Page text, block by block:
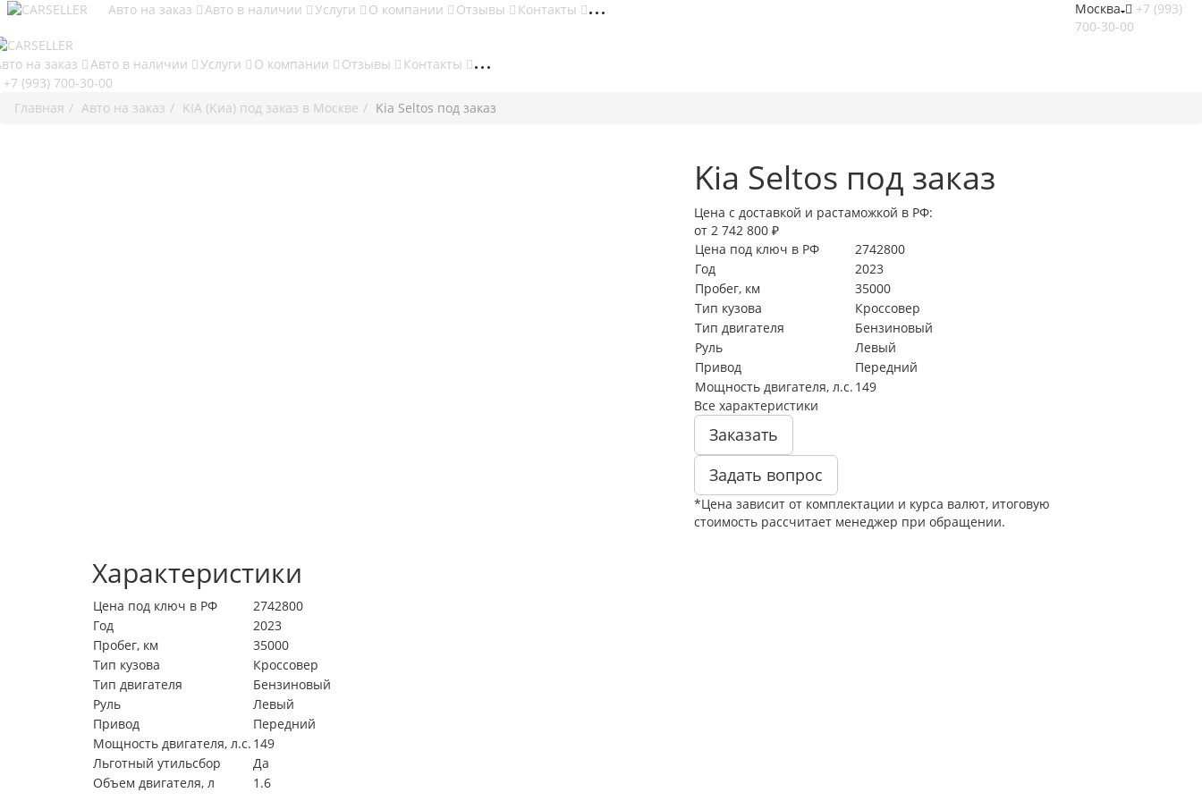
Москва
+7 (993)
700-30-00
Авто на заказ Авто в наличии Услуги О компании Отзывы Контакты
на заказ Авто в наличии Услуги О компании Отзывы
Контакты
+7 (993) 700-30-00
Главная
Авто на заказ KIA (Киа) под заказ в Москве Kia Seltos под заказ
Kia Seltos под заказ
Цена с доставкой и растаможкой в РФ:
от 2 742 800 ₽
Цена под ключ в РФ
2742800
Год
2023
Пробег, км
35000
Тип кузова
Кроссовер
Тип двигателя
Бензиновый
Руль
Левый
Привод
Передний
Мощность двигателя, л.с. 149
Все характеристики
Заказать
Задать вопрос
*Цена зависит от комплектации и курса валют, итоговую
стоимость рассчитает менеджер при обращении.
Характеристики
Цена под ключ в РФ
2742800
Год
2023
Пробег, км
35000
Тип кузова
Кроссовер
Тип двигателя
Бензиновый
Руль
Левый
Привод
Передний
Мощность двигателя, л.с. 149
Льготный утильсбор
Да
Объем двигателя, л
1.6